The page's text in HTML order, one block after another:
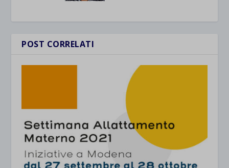
POST CORRELATI